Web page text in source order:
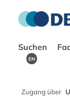
Suchen
EN
Zugang über